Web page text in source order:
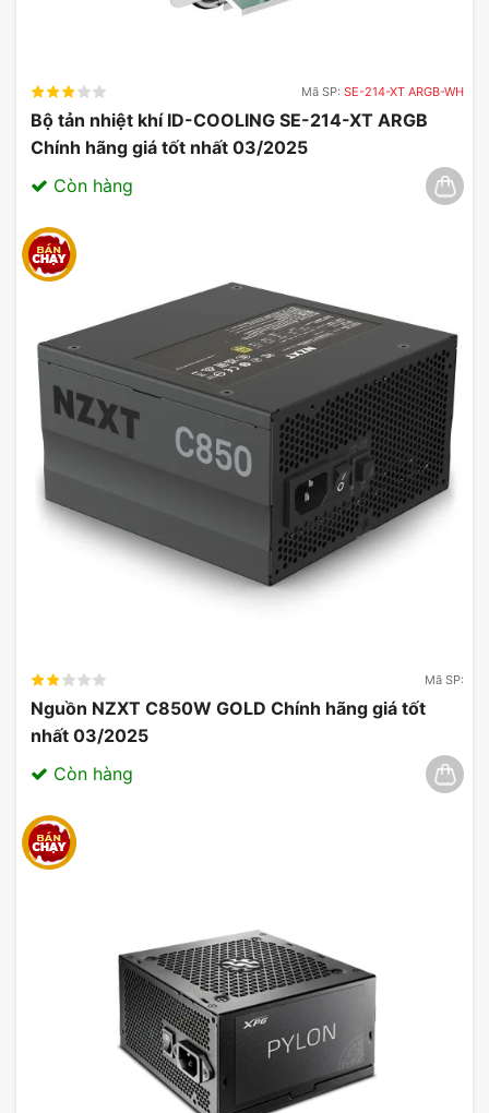
Mã SP: SE-214-XT ARGB-WH
Bộ tản nhiệt khí ID-COOLING SE-214-XT ARGB
Chính hãng giá tốt nhất 03/2025
Còn hàng
Mã SP:
Nguồn NZXT C850W GOLD Chính hãng giá tốt
nhất 03/2025
Còn hàng